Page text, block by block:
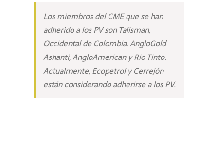
Los miembros del CME que se han
adherido a los PV son Talisman,
Occidental de Colombia, AngloGold
Ashanti, AngloAmerican y Rio Tinto.
Actualmente, Ecopetrol y Cerrejón
están considerando adherirse a los PV.